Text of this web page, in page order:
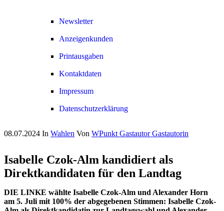
Newsletter
Anzeigenkunden
Printausgaben
Kontaktdaten
Impressum
Datenschutzerklärung
08.07.2024 In Wahlen Von WPunkt Gastautor Gastautorin
Isabelle Czok-Alm kandidiert als
Direktkandidaten für den Landtag
DIE LINKE wählte Isabelle Czok-Alm und Alexander Horn
am 5. Juli mit 100% der abgegebenen Stimmen: Isabelle Czok-